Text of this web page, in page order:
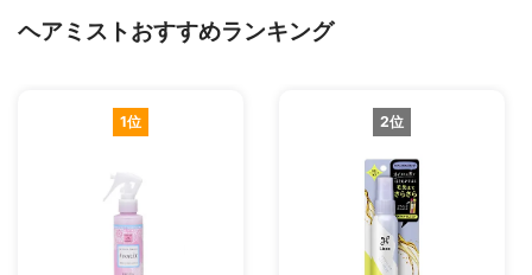
ヘアミストおすすめランキング
1位 2位